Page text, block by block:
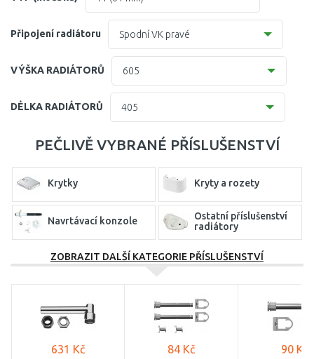
10 (63 mm)
11 (61 mm)
11( 63 mm)
21/22 (64-66 mm)
21=12 (64 mm)
Připojení radiátoru Spodní VK pravé
Spodní VK pravé
VÝŠKA RADIÁTORŮ 605
905
DÉLKA RADIÁTORŮ 405
705
805
PEČLIVĚ VYBRANÉ PŘÍSLUŠENSTVÍ
Krytky Kryty a rozety
Navrtávací konzole
Ostatní příslušenství
radiátory
Stěnové konzole Stojánkové konzole
"H"
ZOBRAZIT DALŠÍ KATEGORIE PŘÍSLUŠENSTVÍ
631 Kč 84 Kč 90 Kč